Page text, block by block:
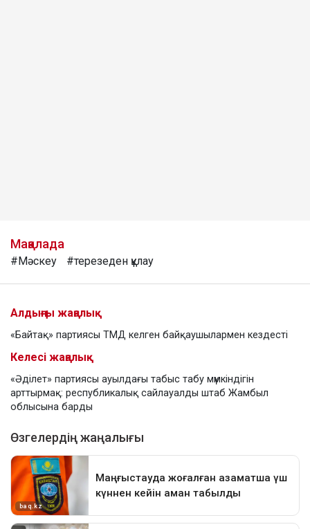
Мақалада
#Мәскеу #терезеден құлау
Алдыңғы жаңалық
«Байтақ» партиясы ТМД келген байқаушылармен кездесті
Келесі жаңалық
«Әділет» партиясы ауылдағы табыс табу мүмкіндігін
арттырмақ: республикалық сайлауалды штаб Жамбыл
облысына барды